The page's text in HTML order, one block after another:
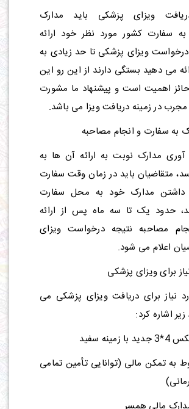
ویزای پزشکی باید مدارک
سفارت کشور مورد نظر خود ارائه
ویزای پزشکی تا حد زیادی به
می دهید بستگی دارند از این رو این
حائز اهمیت است و پیشنهاد ما مشورت
مجرب در زمینه دریافت ویزا می باشد.
به سفارت و انجام مصاحبه
مدارک نوبت به ارائه آن ها به
متقاضیان باید در زمان وقت سفارت
مدارک خود به محل سفارت
حدود یک تا سه ماه پس از ارائه
مصاحبه نتیجه درخواست ویزای
اعلام می شود.
برای ویزای پزشکی
نیاز برای دریافت ویزای پزشکی می
اشاره کرد:
سفید
به تمکن مالی (توانایی تأمین تمامی